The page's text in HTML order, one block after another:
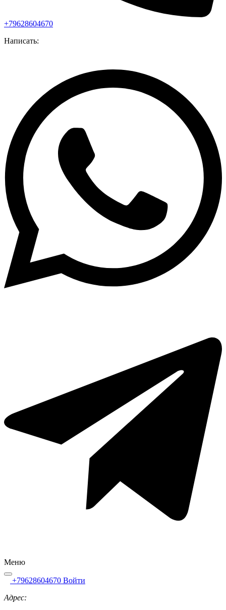
+79628604670
Написать:
Меню
+79628604670 Войти
Адрес: